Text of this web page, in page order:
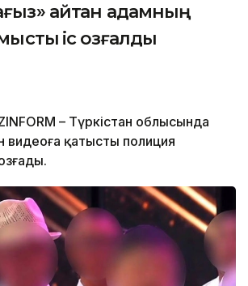
айтқан адамның
іс қозғалды
– Түркістан облысында
видеоға қатысты полиция